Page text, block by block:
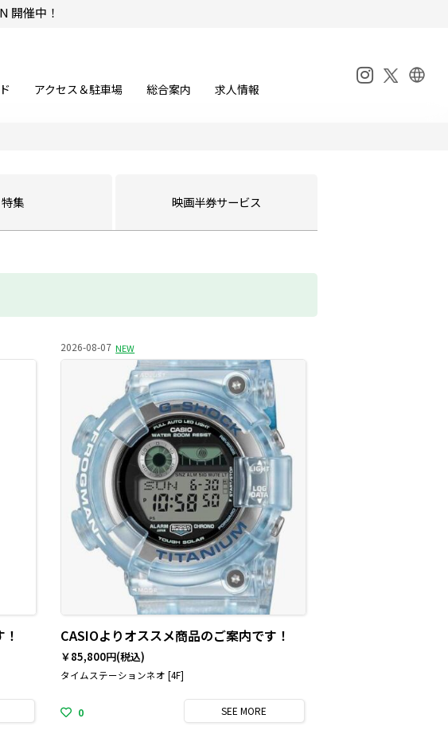
開催中！
アクセス＆駐車場 総合案内 求人情報
特集 映画半券サービス
2026-08-07 NEW
CASIOよりオススメ商品のご案内です！
￥85,800円(税込)
タイムステーションネオ [4F]
0 SEEMORE